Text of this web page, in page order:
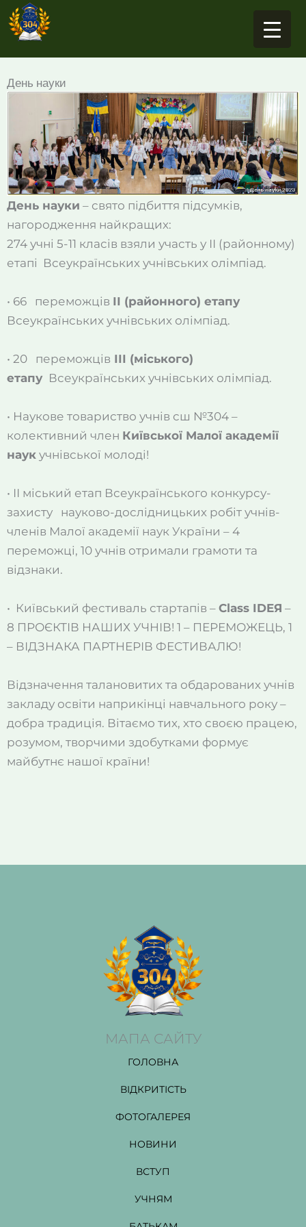
Перейти
до
День науки
День науки – свято підбиття підсумків,
нагородження найкращих:
274 учні 5-11 класів взяли участь у ІІ (районному)
етапі Всеукраїнських учнівських олімпіад.
• 66 переможців ІІ (районного) етапу
Всеукраїнських учнівських олімпіад.
• 20 переможців ІІІ (міського)
етапу Всеукраїнських учнівських олімпіад.
• Наукове товариство учнів сш №304 –
колективний член Київської Малої академії
наук учнівської молоді!
• ІІ міський етап Всеукраїнського конкурсу-
захисту науково-дослідницьких робіт учнів-
членів Малої академії наук України – 4
переможці, 10 учнів отримали грамоти та
відзнаки.
• Київський фестиваль стартапів – Class IDEЯ –
8 ПРОЄКТІВ НАШИХ УЧНІВ! 1 – ПЕРЕМОЖЕЦЬ, 1
– ВІДЗНАКА ПАРТНЕРІВ ФЕСТИВАЛЮ!
Відзначення талановитих та обдарованих учнів
закладу освіти наприкінці навчального року –
добра традиція. Вітаємо тих, хто своєю працею,
розумом, творчими здобутками формує
майбутнє нашої країни!
МАПА САЙТУ
ГОЛОВНА
ВІДКРИТІСТЬ
ФОТОГАЛЕРЕЯ
НОВИНИ
ВСТУП
УЧНЯМ